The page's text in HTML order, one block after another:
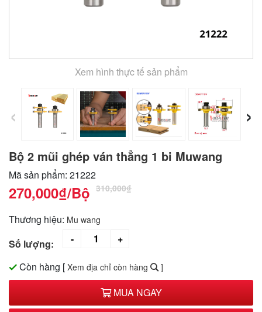
Xem hình thực tế sản phẩm
‹ ›
Bộ 2 mũi ghép ván thẳng 1 bi Muwang
Mã sản phẩm: 21222
270,000₫/Bộ 310,000₫
Thương hiệu: Mu wang
Số lượng:
Còn hàng [ Xem địa chỉ còn hàng ]
MUA NGAY